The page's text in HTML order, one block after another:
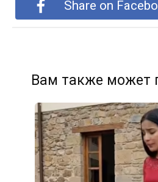
Share on
Вам также может